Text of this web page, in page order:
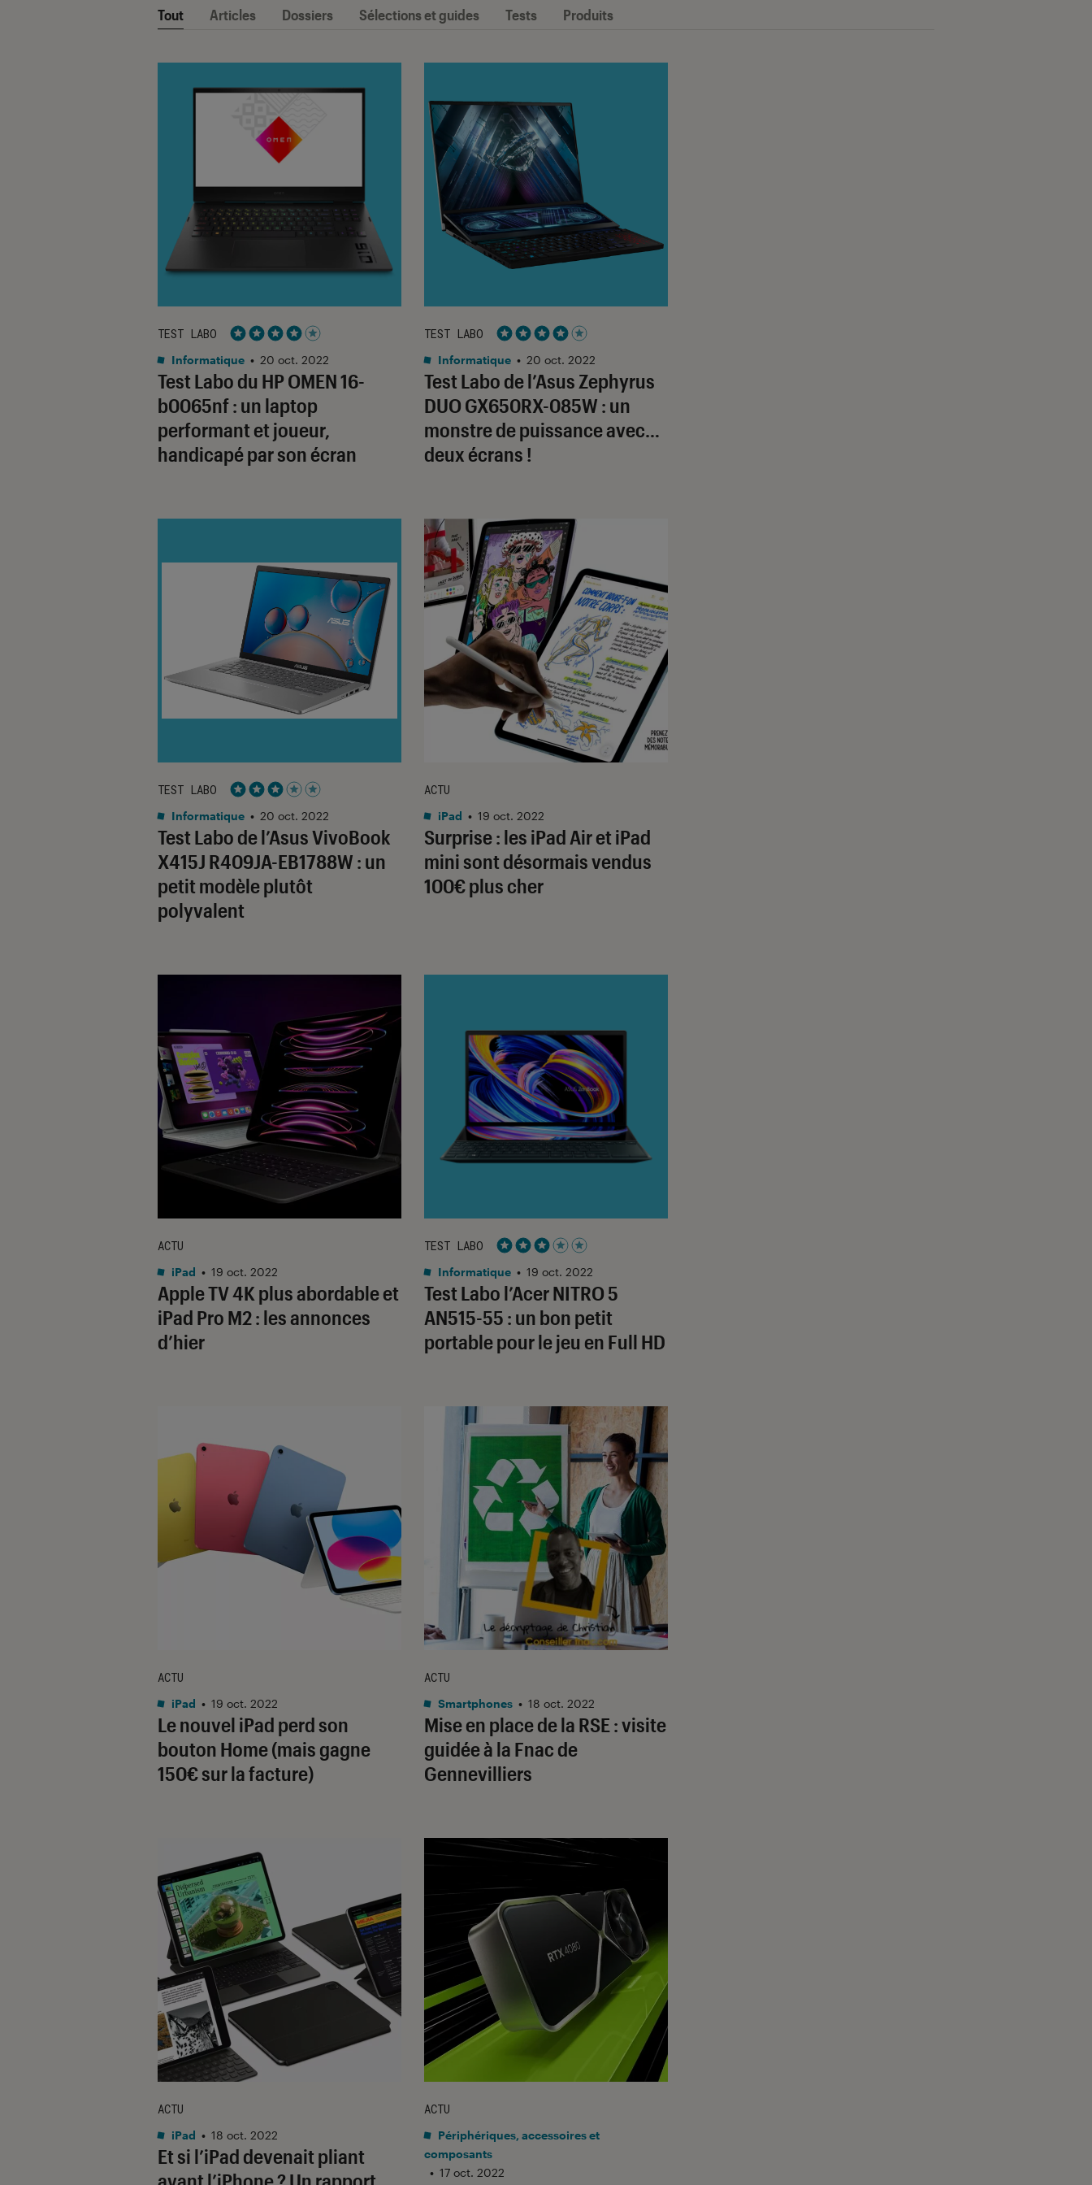
Tout Articles Dossiers Sélections et guides Tests Produits
Test Labo du HP OMEN 16-
b0065nf : un laptop
performant et joueur,
handicapé par son écran
TEST LABO
Noté 4 étoiles sur 5
Informatique • 20 oct. 2022
Test Labo de l’Asus Zephyrus
DUO GX650RX-085W : un
monstre de puissance avec…
deux écrans !
TEST LABO
Noté 4 étoiles sur 5
Informatique • 20 oct. 2022
Test Labo de l’Asus VivoBook
X415J R409JA-EB1788W : un
petit modèle plutôt
polyvalent
TEST LABO
Noté 3 étoiles sur 5
Informatique • 20 oct. 2022
Surprise : les iPad Air et iPad
mini sont désormais vendus
100€ plus cher
ACTU
iPad • 19 oct. 2022
Apple TV 4K plus abordable et
iPad Pro M2 : les annonces
d’hier
ACTU
iPad • 19 oct. 2022
Test Labo l’Acer NITRO 5
AN515-55 : un bon petit
portable pour le jeu en Full HD
TEST LABO
Noté 3 étoiles sur 5
Informatique • 19 oct. 2022
Le nouvel iPad perd son
bouton Home (mais gagne
150€ sur la facture)
ACTU
iPad • 19 oct. 2022
Mise en place de la RSE : visite
guidée à la Fnac de
Gennevilliers
ACTU
Smartphones • 18 oct. 2022
Et si l’iPad devenait pliant
ACTU
iPad • 18 oct. 2022
ACTU
Périphériques, accessoires et
composants
• 17 oct. 2022